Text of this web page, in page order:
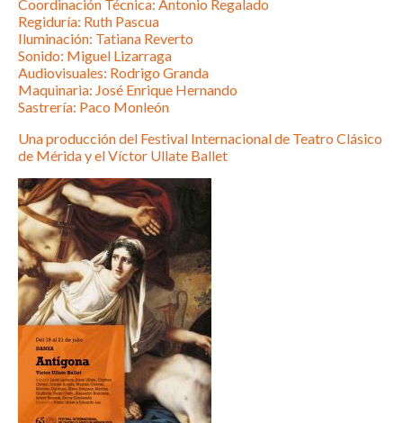
Coordinación Técnica: Antonio Regalado
Regiduría: Ruth Pascua
Iluminación: Tatiana Reverto
Sonido: Miguel Lizarraga
Audiovisuales: Rodrigo Granda
Maquinaria: José Enrique Hernando
Sastrería: Paco Monleón
Una producción del Festival Internacional de Teatro Clásico
de Mérida y el Víctor Ullate Ballet